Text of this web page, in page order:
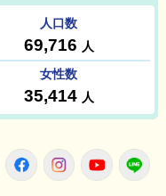
役所
X FacebookInstagram